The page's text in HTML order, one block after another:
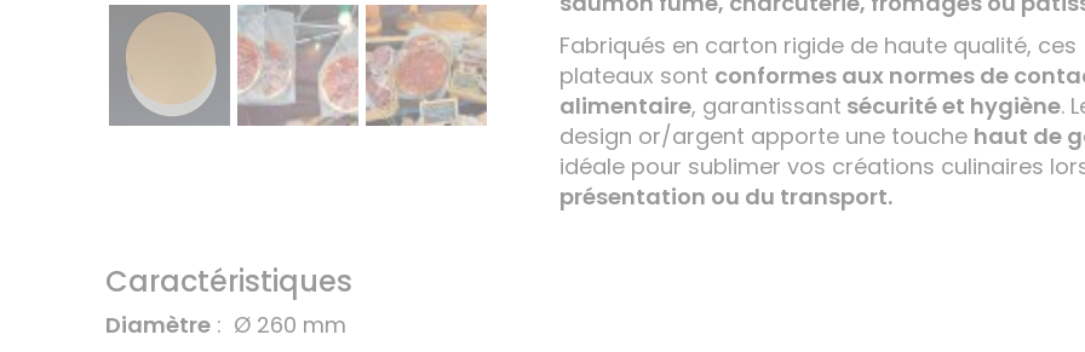
Fabriqués en carton rigide de haute qualité, ces
plateaux sont conformes aux normes de
alimentaire, garantissant sécurité et hygiène.
design or/argent apporte une touche haut de
idéale pour sublimer vos créations culinaires
présentation ou du transport.
Caractéristiques
Diamètre : Ø 260 mm